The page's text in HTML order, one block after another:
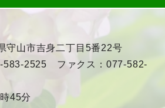
山市吉身二丁目5番22号
583-2525 ファクス：077-582-
45分